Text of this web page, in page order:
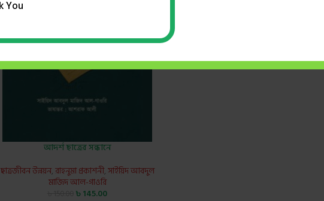
আদর্শ ছাত্রের সন্ধানে
ছাত্রজীবন উন্নয়ন,রাহনুমা প্রকাশনী,সাইয়িদ আবদুল
মাজিদ আল-গাওরি
৳145.00
You